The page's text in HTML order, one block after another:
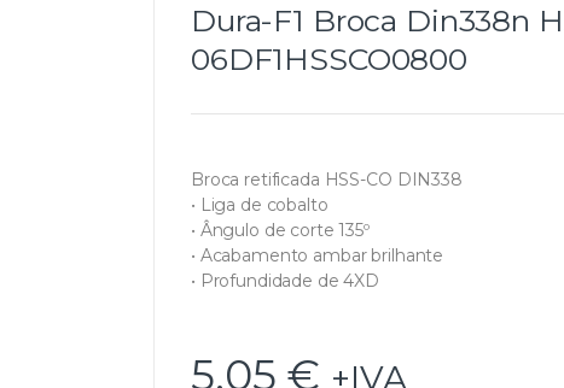
Dura-F1 Broca Din338n
06DF1HSSCO0800
Broca retificada HSS-CO DIN338
• Liga de cobalto
• Ângulo de corte 135º
• Acabamento ambar brilhante
• Profundidade de 4XD
5,05 € +IVA